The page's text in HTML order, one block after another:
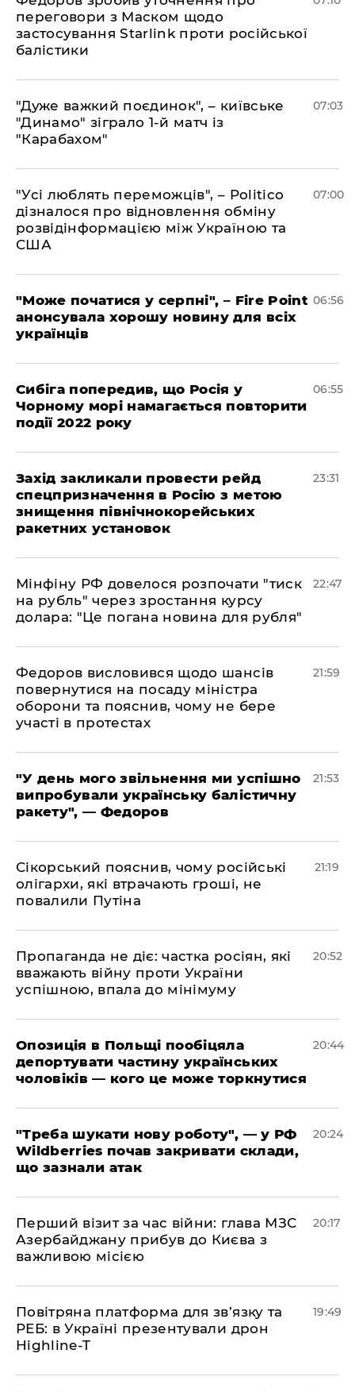
переговори з Маском щодо
застосування Starlink проти російської
балістики
"Дуже важкий поєдинок", – київське
"Динамо" зіграло 1-й матч із
"Карабахом"
07:03
"Усі люблять переможців", – Politico
дізналося про відновлення обміну
розвідінформацією між Україною та
США
07:00
"Може початися у серпні", – Fire Point
анонсувала хорошу новину для всіх
українців
06:56
Сибіга попередив, що Росія у
Чорному морі намагається повторити
події 2022 року
06:55
​Захід закликали провести рейд
спецпризначення в Росію з метою
знищення північнокорейських
ракетних установок
23:31
​Мінфіну РФ довелося розпочати "тиск
на рубль" через зростання курсу
долара: "Це погана новина для рубля"
22:47
​Федоров висловився щодо шансів
повернутися на посаду міністра
оборони та пояснив, чому не бере
участі в протестах
21:59
​"У день мого звільнення ми успішно
випробували українську балістичну
ракету", — Федоров
21:53
​Сікорський пояснив, чому російські
олігархи, які втрачають гроші, не
повалили Путіна
21:19
​Пропаганда не діє: частка росіян, які
вважають війну проти України
успішною, впала до мінімуму
20:52
​Опозиція в Польщі пообіцяла
депортувати частину українських
чоловіків — кого це може торкнутися
20:44
​"Треба шукати нову роботу", — у РФ
Wildberries почав закривати склади,
що зазнали атак
20:24
​Перший візит за час війни: глава МЗС
Азербайджану прибув до Києва з
важливою місією
20:17
​Повітряна платформа для зв’язку та
РЕБ: в Україні презентували дрон
Highline-T
19:49